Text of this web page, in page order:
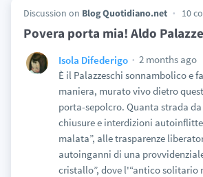
Discussion on Blog Quotidiano.net 10
Povera porta mia! Aldo
Isola Difederigo
2 months ago
È il Palazzeschi sonnambolico e
maniera, murato vivo dietro
porta-sepolcro. Quanta strada
chiusure e interdizioni
malata”, alle trasparenze
autoinganni di una
cristallo”, dove l'“antico solitario